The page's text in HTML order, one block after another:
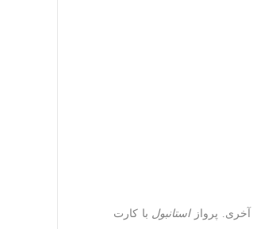
آخری. پروازاستانبول با کارت‌